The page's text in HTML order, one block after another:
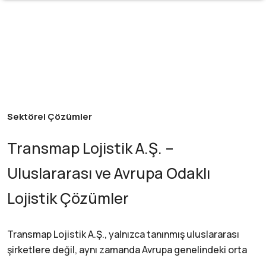
Sektörel Çözümler
Transmap Lojistik A.Ş. –
Uluslararası ve Avrupa Odaklı
Lojistik Çözümler
Transmap Lojistik A.Ş., yalnızca tanınmış uluslararası
şirketlere değil, aynı zamanda Avrupa genelindeki orta